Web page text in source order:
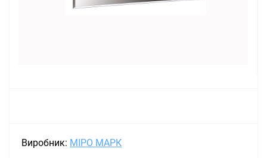
Виробник: МІРО МАРК